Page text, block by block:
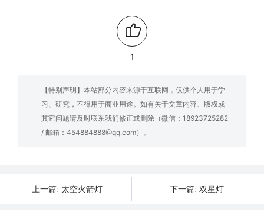
1
【特别声明】本站部分内容来源于互联网，仅供个人用于学
习、研究，不得用于商业用途。如有关于文章内容、版权或
其它问题请及时联系我们修正或删除（微信：18923725282
/ 邮箱：454884888@qq.com）。
上一篇: 太空火箭灯 下一篇: 双星灯